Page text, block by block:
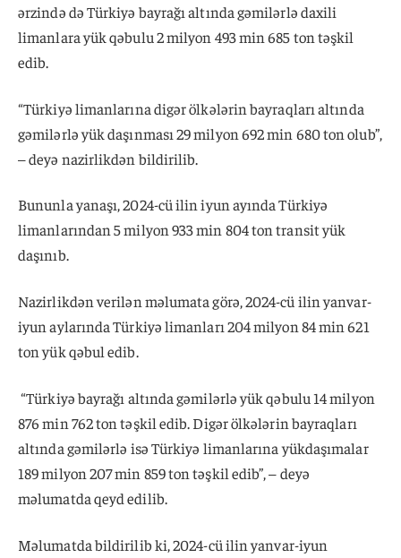
ərzində də Türkiyə bayrağı altında gəmilərlə daxili
limanlara yük qəbulu 2 milyon 493 min 685 ton təşkil
edib.
“Türkiyə limanlarına digər ölkələrin bayraqları altında
gəmilərlə yük daşınması 29 milyon 692 min 680 ton olub”,
– deyə nazirlikdən bildirilib.
Bununla yanaşı, 2024-cü ilin iyun ayında Türkiyə
limanlarından 5 milyon 933 min 804 ton transit yük
daşınıb.
Nazirlikdən verilən məlumata görə, 2024-cü ilin yanvar-
iyun aylarında Türkiyə limanları 204 milyon 84 min 621
ton yük qəbul edib.
“Türkiyə bayrağı altında gəmilərlə yük qəbulu 14 milyon
876 min 762 ton təşkil edib. Digər ölkələrin bayraqları
altında gəmilərlə isə Türkiyə limanlarına yükdaşımalar
189 milyon 207 min 859 ton təşkil edib”, – deyə
məlumatda qeyd edilib.
Məlumatda bildirilib ki, 2024-cü ilin yanvar-iyun